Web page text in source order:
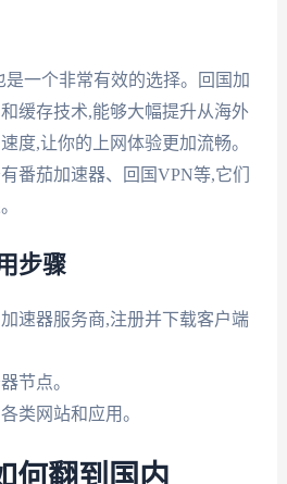
是一个非常有效的选择。回国加
缓存技术,能够大幅提升从海外
度,让你的上网体验更加流畅。
番茄加速器、回国VPN等,它们
步骤
速器服务商,注册并下载客户端
节点。
类网站和应用。
何翻到国内